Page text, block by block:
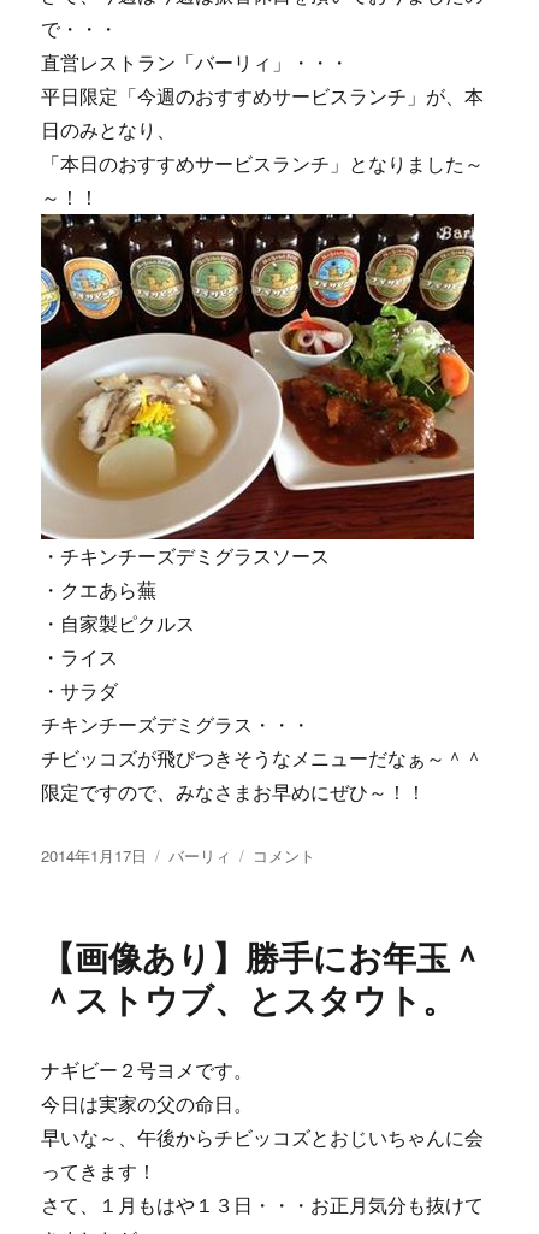
で・・・
直営レストラン「バーリィ」・・・
平日限定「今週のおすすめサービスランチ」が、本
日のみとなり、
「本日のおすすめサービスランチ」となりました～
～！！
・チキンチーズデミグラスソース
・クエあら蕪
・自家製ピクルス
・ライス
・サラダ
チキンチーズデミグラス・・・
チビッコズが飛びつきそうなメニューだなぁ～＾＾
限定ですので、みなさまお早めにぜひ～！！
投
2014年1月17日
カ
ー
バーリィ
【画
本
日
の
キ
ー
コメント
【画像あり】勝手にお年玉＾
＾ストウブ、とスタウト。
ナギビー２号ヨメです。
今日は実家の父の命日。
早いな～、午後からチビッコズとおじいちゃんに会
ってきます！
さて、１月もはや１３日・・・お正月気分も抜けて